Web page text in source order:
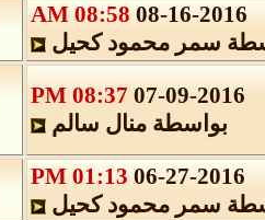
08-16-2016
08:58 AM
سمر محمود كحيل
07-09-2016
08:37 PM
بواسطةمنال سالم
06-27-2016
01:13 PM
سمر محمود كحيل